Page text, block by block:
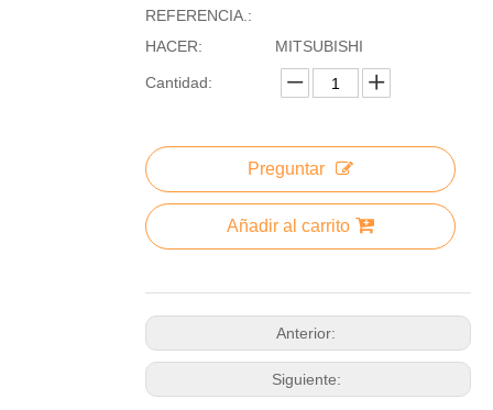
REFERENCIA.:
HACER: MITSUBISHI
Cantidad:
Preguntar
Añadir al carrito
Anterior:
Siguiente: